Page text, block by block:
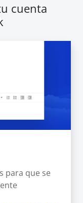
cuenta
para que se